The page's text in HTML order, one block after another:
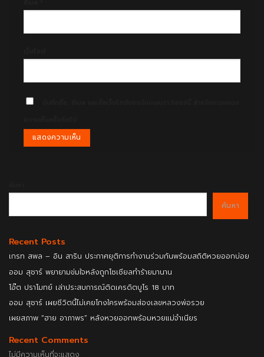
ค้นหา
Recent Posts
เกรท สพล – อิน สาริน ประกาศยุติการทำงานร่วมกันพร้อมสถิติหวยออกบ่อย
ออม สุชาร์ พยายามข่มใจหลังถูกโซเชียลทำร้ายมานาน
โอ๊ต ปราโมทย์ เล่าประสบการณ์ติดเครดิตบูโร 18 บาท
ออม สุชาร์ เผยชีวิตนี้ไม่เคยโกงใครพร้อมส่องเลขหลวงพ่อรวย
เผยสภาพ “ฮาย อาภาพร” หลังหวยออกพร้อมหวยแม่จำเนียร
Recent Comments
ไม่มีความเห็นที่จะแสดง